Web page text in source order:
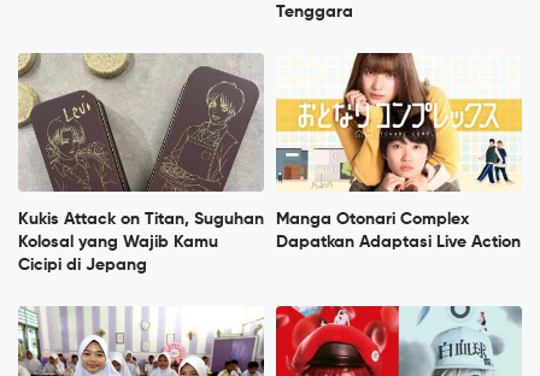
Tenggara
Kukis Attack on Titan, Suguhan
Kolosal yang Wajib Kamu
Cicipi di Jepang
Manga Otonari Complex
Dapatkan Adaptasi Live Action